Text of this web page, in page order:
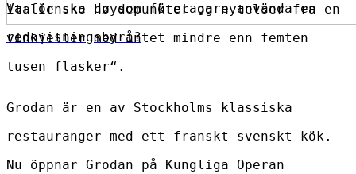
Varför ska du som företagare använda en
redovisningsbyrå?
italienske høydepunkter og nytelser fra en
vinkjeller med intet mindre enn femten
tusen flasker“.
Grodan är en av Stockholms klassiska
restauranger med ett franskt–svenskt kök.
Nu öppnar Grodan på Kungliga Operan